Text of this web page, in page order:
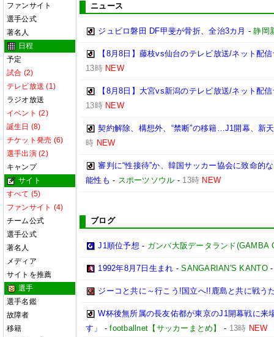
ファンサイト
選手公式
著名人
日程
予定
試合 (2)
テレビ放送 (1)
ラジオ放送
イベント (2)
誕生日 (8)
チケット発売 (6)
選手出演 (2)
キャンプ
サイト
すべて (5)
ファンサイト (4)
チーム公式
選手公式
著名人
メディア
サイトを推薦
選手
選手名鑑
故障者
移籍
ニュース
ジュビロ磐田 DF甲斐が骨折、全治3カ月 -静岡
【8月8日】藤枝vs仙台のテレビ放送/ネット配
13時 NEW
【8月8日】大宮vs新潟のテレビ放送/ネット配
13時 NEW
契約解除、構想外、“禁断”の移籍…J1開幕、新
時 NEW
審判に“性接待”か、韓国サッカー協会に致命
能性も - スポーツソウル - 13時 NEW
ブログ
J1順位予想 - ガンバ大阪データランド(GAMBA
1992年8月7日生まれ -SANGARIAN'S KANTO
ジーコと共に～行こう!国立へ!!鹿島と共に戦う
W杯後無所属の長友佑都が東京のJ1開幕戦に来
す」
-footballnet【サッカーまとめ】 - 13時 NEW